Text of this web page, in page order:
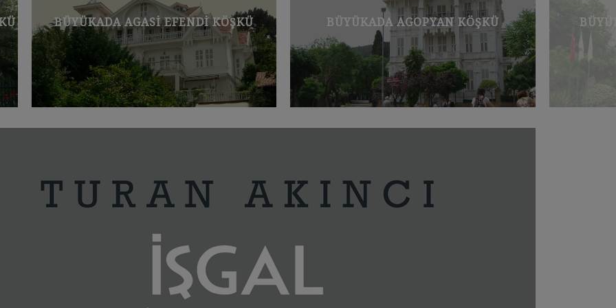
BÜYÜKADA AGASI EFENDI KÖŞKÜ BÜYÜKADA AGOPYAN KÖŞKÜ